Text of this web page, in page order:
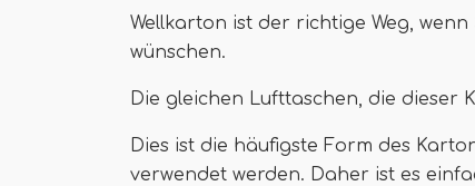
Wellkarton ist der richtige Weg,
wünschen.
Die gleichen Lufttaschen, die dieser
Dies ist die häufigste Form des
verwendet werden. Daher ist es